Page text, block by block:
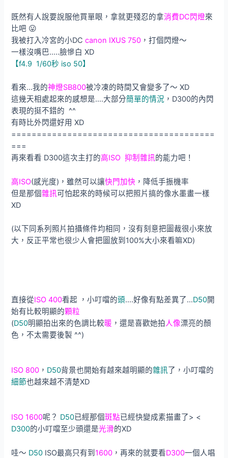
既然有人說要說服他買單眼，拿就更殘忍的拿消費DC閃燈來
比吧 😛
我被打入冷宮的小DCcanon IXUS 750 ，打個閃燈～
一樣沒嘴巴…..臉慘白 XD
【f4.9 1/60秒 iso 50】
看來…我的神燈SB800被冷凍的時間又會變多了～ XD
這幾天相處起來的感想是….大部分簡單的情況 ，D300的內閃
表現的挺不錯的 ^^
有時比外閃還好用 XD
========================================
===
再來看看 D300這次主打的高ISO 抑制雜訊的能力吧！
高ISO(感光度)，雖然可以讓快門加快 ，降低手振機率
但是那個雜訊可怕起來的時候可以把照片搞的像水墨畫一樣
XD
(以下同系列照片拍攝條件均相同，沒有刻意把圖裁很小來放
大，反正平常也很少人會把圖放到100%大小來看嘛XD)
直接從ISO 400看起 ，小叮噹的頭….好像有點差異了…D50開
始有比較明顯的顆粒
(D50明顯拍出來的色調比較暖 ，還是喜歡她拍人像漂亮的顏
色，不太需要後製 ^^)
ISO 800 ， D50背景也開始有越來越明顯的雜訊了，小叮噹的
細節也越來越不清楚XD
ISO 1600呢？ D50已經那個斑點已經快變成素描畫了> <
D300的小叮噹至少頭還是光滑的XD
哇～ D50 ISO最高只有到1600 ，再來的就要看D300一個人唱